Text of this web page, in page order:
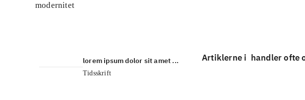
modernitet
lorem ipsum dolor sit amet ...
Tidsskrift
Artiklerne i handler ofte